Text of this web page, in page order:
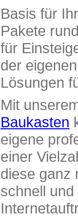
Basis für
Pakete
für
der
Lösungen
Mit
Baukasten
eigene
einer
diese ganz
schnell